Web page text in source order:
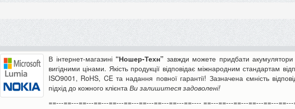
В інтернет-магазині “Ношер-Техн” завжди можете придбати
вигідними цінами. Якість продукції відповідає міжнародним стандартам
ISO9001, RoHS, CE та надання повної гарантії! Зазначена ємність
підхід до кожного клієнта Ви залишитеся задоволені!
==---==---==---==---==---==---==---==---==---==---- ==---==---==---==---==---